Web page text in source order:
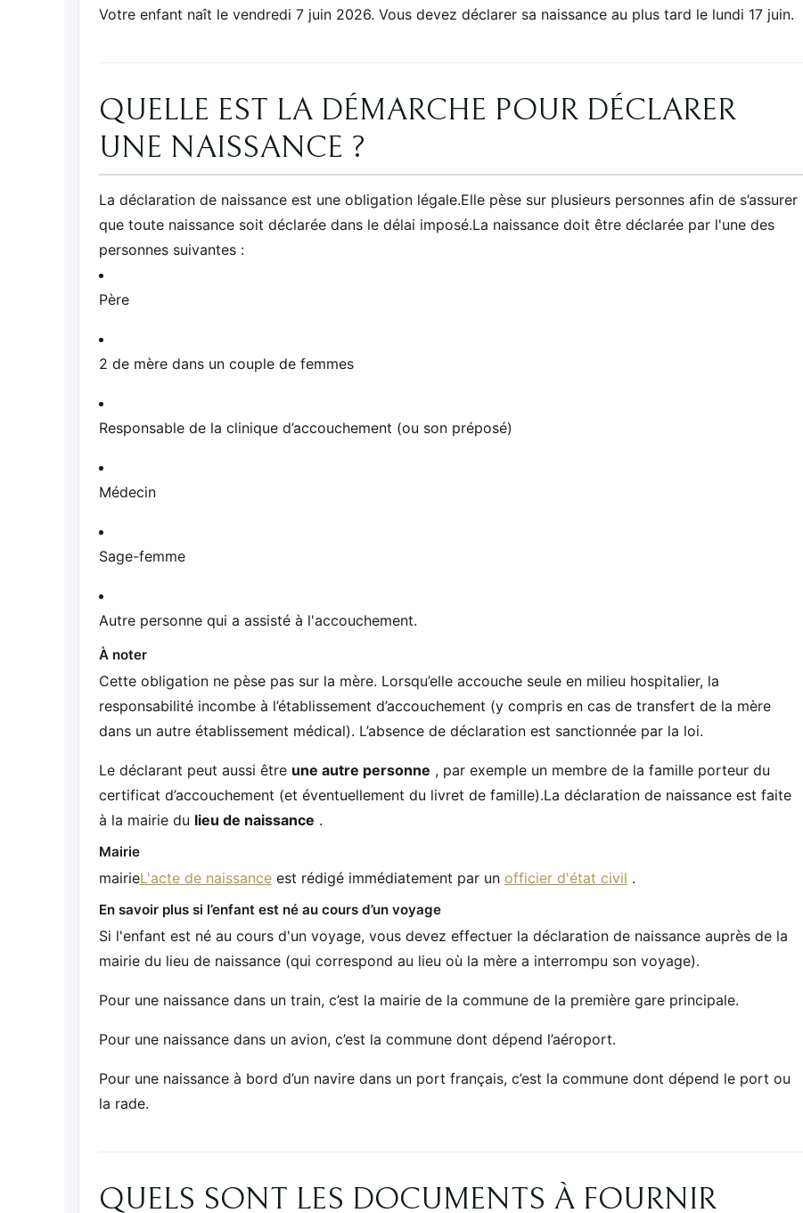
Votre enfant naît le vendredi 7 juin 2026. Vous devez déclarer sa naissance au plus tard le lundi 17 juin.
QUELLE EST LA DÉMARCHE POUR DÉCLARER
UNE NAISSANCE ?
La déclaration de naissance est une obligation légale.Elle pèse sur plusieurs personnes afin de s’assurer
que toute naissance soit déclarée dans le délai imposé.La naissance doit être déclarée par l'une des
personnes suivantes :
Père
2 de mère dans un couple de femmes
Responsable de la clinique d’accouchement (ou son préposé)
Médecin
Sage-femme
Autre personne qui a assisté à l'accouchement.
À noter
Cette obligation ne pèse pas sur la mère. Lorsqu’elle accouche seule en milieu hospitalier, la
responsabilité incombe à l’établissement d’accouchement (y compris en cas de transfert de la mère
dans un autre établissement médical). L’absence de déclaration est sanctionnée par la loi.
Le déclarant peut aussi être une autre personne , par exemple un membre de la famille porteur du
certificat d’accouchement (et éventuellement du livret de famille).La déclaration de naissance est faite
à la mairie du lieu de naissance .
Mairie
mairieL'acte de naissanceest rédigé immédiatement par un officier d'état civil .
En savoir plus si l’enfant est né au cours d’un voyage
Si l'enfant est né au cours d'un voyage, vous devez effectuer la déclaration de naissance auprès de la
mairie du lieu de naissance (qui correspond au lieu où la mère a interrompu son voyage).
Pour une naissance dans un train, c’est la mairie de la commune de la première gare principale.
Pour une naissance dans un avion, c’est la commune dont dépend l’aéroport.
Pour une naissance à bord d’un navire dans un port français, c’est la commune dont dépend le port ou
la rade.
QUELS SONT LES DOCUMENTS À FOURNIR